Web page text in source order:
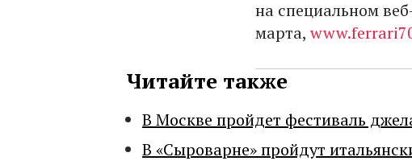
на специальном
марта,
Читайте также
В Москве пройдет фестиваль
В «Сыроварне» пройдут